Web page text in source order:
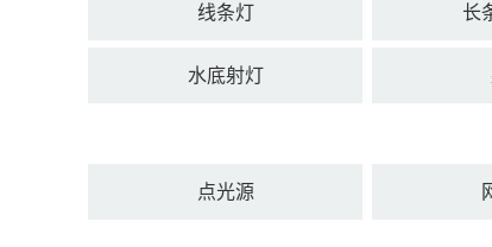
线条灯 长
水底射灯
点光源